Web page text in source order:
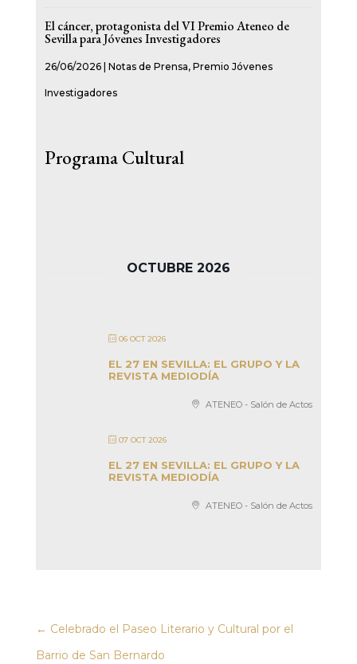
El cáncer, protagonista del VI Premio Ateneo de
Sevilla para Jóvenes Investigadores
26/06/2026| Notas de Prensa, Premio Jóvenes
Investigadores
Programa Cultural
OCTUBRE 2026
06 OCT 2026
EL 27 EN SEVILLA: EL GRUPO Y LA
REVISTA MEDIODÍA
ATENEO - Salón de Actos
07 OCT 2026
EL 27 EN SEVILLA: EL GRUPO Y LA
REVISTA MEDIODÍA
ATENEO - Salón de Actos
← Celebrado el Paseo Literario y Cultural por el
Barrio de San Bernardo